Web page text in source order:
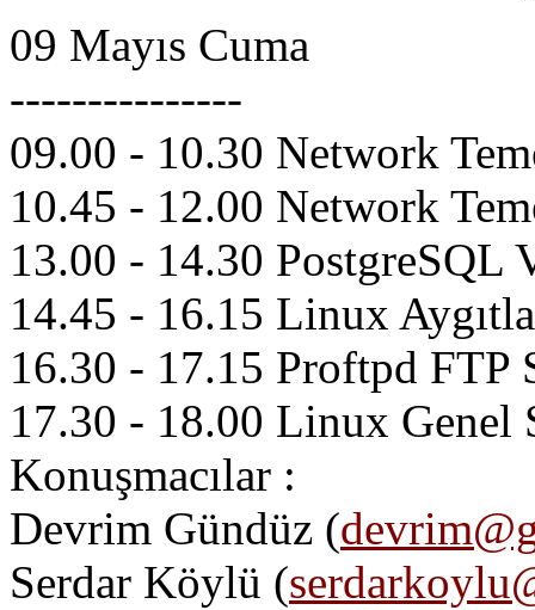
09 Mayıs Cuma
---------------
09.00 - 10.30 Network
10.45 - 12.00 Network
13.00 - 14.30 PostgreSQL
14.45 - 16.15 Linux
16.30 - 17.15 Proftpd FTP
17.30 - 18.00 Linux Genel
Konuşmacılar :
Devrim Gündüz (
Serdar Köylü (